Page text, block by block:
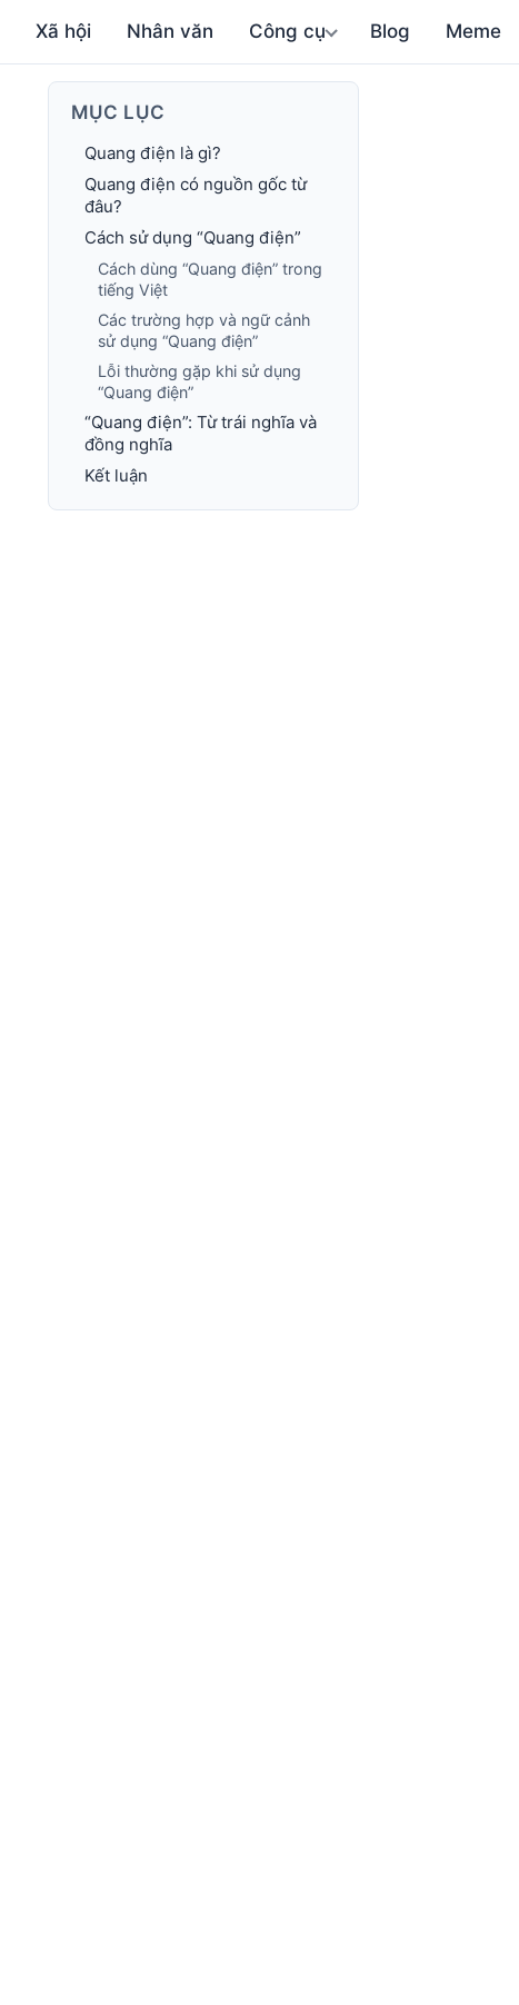
Xã hội Nhân văn Công cụ Blog Meme
MỤC LỤC
Quang điện là gì?
Quang điện có nguồn gốc từ
đâu?
Cách sử dụng “Quang điện”
Cách dùng “Quang điện” trong
tiếng Việt
Các trường hợp và ngữ cảnh
sử dụng “Quang điện”
Lỗi thường gặp khi sử dụng
“Quang điện”
“Quang điện”: Từ trái nghĩa và
đồng nghĩa
Kết luận